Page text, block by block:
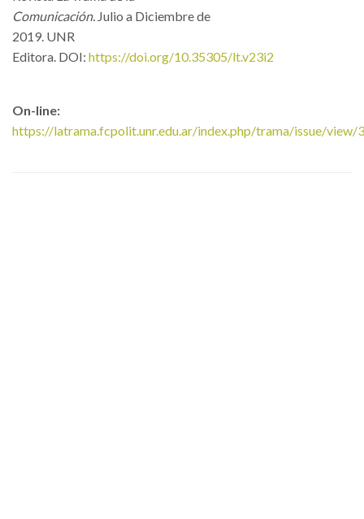
Comunicación. Julio a Diciembre de
2019. UNR
Editora. DOI: https://doi.org/10.35305/lt.v23i2
On-line:
https://latrama.fcpolit.unr.edu.ar/index.php/trama/issue/view/